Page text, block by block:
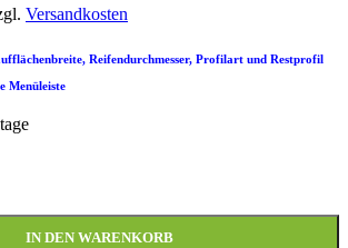
Versandkosten
Reifendurchmesser, Profilart und Restprofil
Menüleiste
11-22.5 Pewag CL94S 7mm Menge
IN DEN WARENKORB